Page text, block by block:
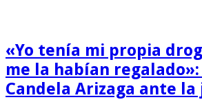
«Yo tenía mi propia
me la habían
Candela Arizaga ante